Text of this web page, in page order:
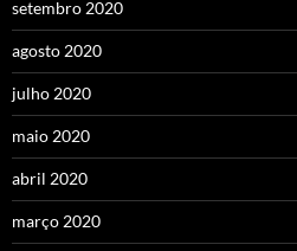
setembro 2020
agosto 2020
julho 2020
maio 2020
abril 2020
março 2020